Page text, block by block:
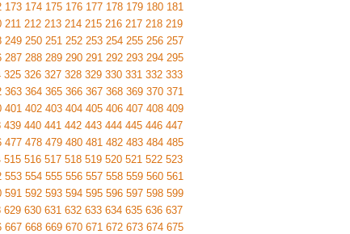
173 174 175 176 177 178 179 180 181
211 212 213 214 215 216 217 218 219
249 250 251 252 253 254 255 256 257
287 288 289 290 291 292 293 294 295
325 326 327 328 329 330 331 332 333
363 364 365 366 367 368 369 370 371
401 402 403 404 405 406 407 408 409
439 440 441 442 443 444 445 446 447
477 478 479 480 481 482 483 484 485
515 516 517 518 519 520 521 522 523
553 554 555 556 557 558 559 560 561
591 592 593 594 595 596 597 598 599
629 630 631 632 633 634 635 636 637
667 668 669 670 671 672 673 674 675